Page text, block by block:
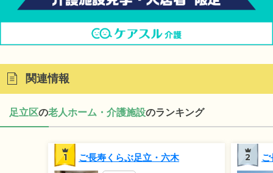
関連情報
足立区の老人ホーム・介護施設のランキング
1 ご長寿くらぶ足立・六木 2